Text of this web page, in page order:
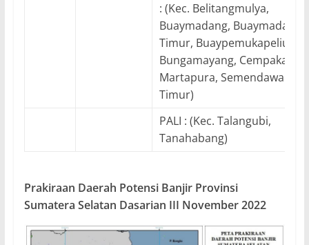
: (Kec. Belitangmulya,
Buaymadang, Buaymadang
Timur, Buaypemukapeliung,
Bungamayang, Cempaka,
Martapura, Semendawai
Timur)
PALI : (Kec. Talangubi,
Tanahabang)
Prakiraan Daerah Potensi Banjir Provinsi
Sumatera Selatan Dasarian III November 2022